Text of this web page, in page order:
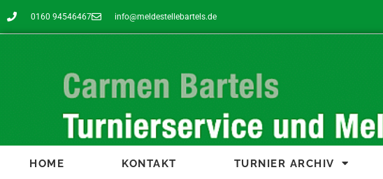
0160 94546467 info@meldestellebartels.de
HOME KONTAKT TURNIER ARCHIV